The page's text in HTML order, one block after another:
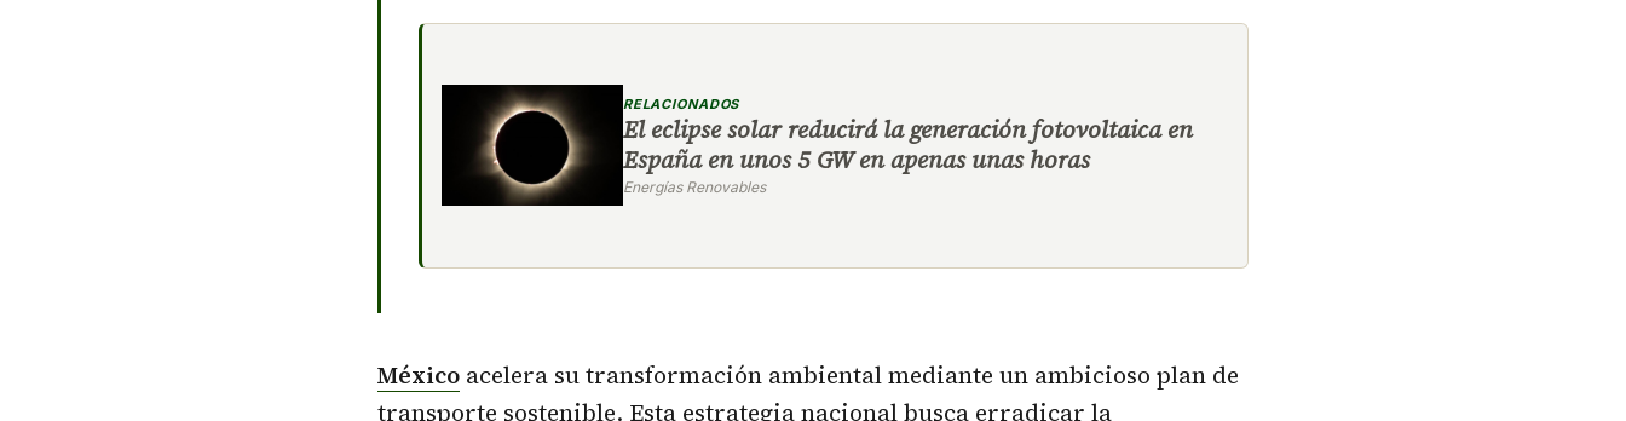
RELACIONADOS
El eclipse solar reducirá la generación fotovoltaica en
España en unos 5 GW en apenas unas horas
Energías Renovables
México acelera su transformación ambiental mediante un ambicioso plan de
transporte sostenible. Esta estrategia nacional busca erradicar la